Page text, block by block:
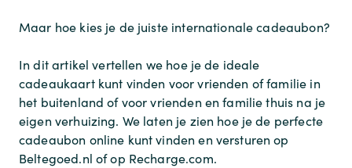
Maar hoe kies je de juiste internationale cadeaubon?
In dit artikel vertellen we hoe je de ideale
cadeaukaart kunt vinden voor vrienden of familie in
het buitenland of voor vrienden en familie thuis na je
eigen verhuizing. We laten je zien hoe je de perfecte
cadeaubon online kunt vinden en versturen op
Beltegoed.nl of op Recharge.com.